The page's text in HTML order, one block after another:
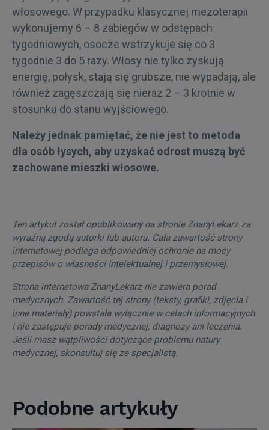
włosowego. W przypadku klasycznej mezoterapii
wykonujemy 6 – 8 zabiegów w odstępach
tygodniowych, osocze wstrzykuje się co 3
tygodnie 3 do 5 razy. Włosy nie tylko zyskują
energię, połysk, stają się grubsze, nie wypadają, ale
również zagęszczają się nieraz 2 – 3 krotnie w
stosunku do stanu wyjściowego.
Należy jednak pamiętać, że nie jest to metoda
dla osób łysych, aby uzyskać odrost muszą być
zachowane mieszki włosowe.
Ten artykuł został opublikowany na stronie ZnanyLekarz za
wyraźną zgodą autorki lub autora. Cała zawartość strony
internetowej podlega odpowiedniej ochronie na mocy
przepisów o własności intelektualnej i przemysłowej.
Strona internetowa ZnanyLekarz nie zawiera porad
medycznych. Zawartość tej strony (teksty, grafiki, zdjęcia i
inne materiały) powstała wyłącznie w celach informacyjnych
i nie zastępuje porady medycznej, diagnozy ani leczenia.
Jeśli masz wątpliwości dotyczące problemu natury
medycznej, skonsultuj się ze specjalistą.
Podobne artykuły